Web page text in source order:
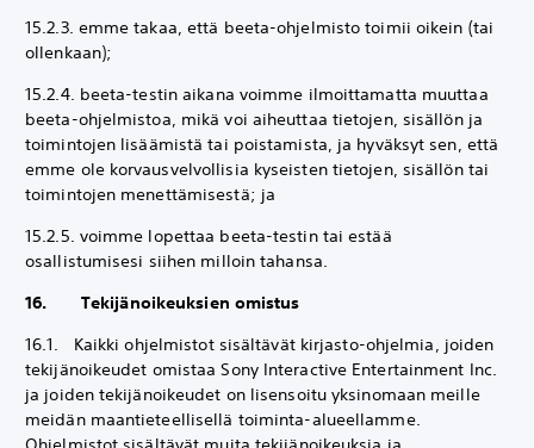
15.2.3. emme takaa, että beeta-ohjelmisto toimii oikein (tai
ollenkaan);
15.2.4. beeta-testin aikana voimme ilmoittamatta muuttaa
beeta-ohjelmistoa, mikä voi aiheuttaa tietojen, sisällön ja
toimintojen lisäämistä tai poistamista, ja hyväksyt sen, että
emme ole korvausvelvollisia kyseisten tietojen, sisällön tai
toimintojen menettämisestä; ja
15.2.5. voimme lopettaa beeta-testin tai estää
osallistumisesi siihen milloin tahansa.
16. Tekijänoikeuksien omistus
16.1. Kaikki ohjelmistot sisältävät kirjasto-ohjelmia, joiden
tekijänoikeudet omistaa Sony Interactive Entertainment Inc.
ja joiden tekijänoikeudet on lisensoitu yksinomaan meille
meidän maantieteellisellä toiminta-alueellamme.